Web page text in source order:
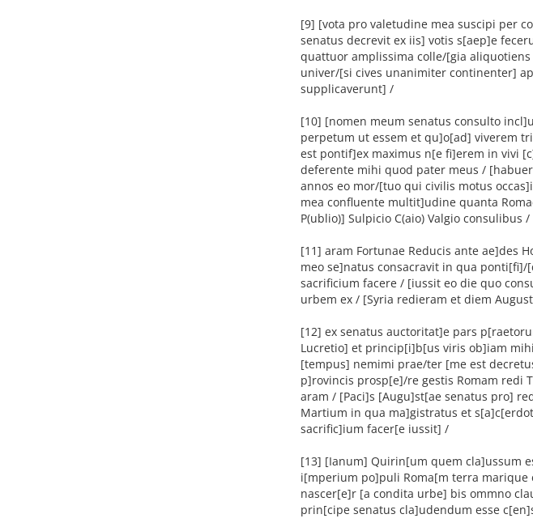
[9] [vota pro valetudine mea suscipi per
senatus decrevit ex iis] votis s[aep]e
quattuor amplissima colle/[gia
univer/[si cives unanimiter continenter]
supplicaverunt] /
[10] [nomen meum senatus consulto
perpetum ut essem et qu]o[ad] viverem
est pontif]ex maximus n[e fi]erem in vivi
deferente mihi quod pater meus /
annos eo mor/[tuo qui civilis motus
mea confluente multit]udine quanta
P(ublio)] Sulpicio C(aio) Valgio consulibus /
[11] aram Fortunae Reducis ante ae]des
meo se]natus consacravit in qua ponti[fi]/
sacrificium facere / [iussit eo die quo
urbem ex / [Syria redieram et diem
[12] ex senatus auctoritat]e pars
Lucretio] et princip[i]b[us viris ob]iam
[tempus] nemimi prae/ter [me est
p]rovincis prosp[e]/re gestis Romam redi
aram / [Paci]s [Augu]st[ae senatus pro]
Martium in qua ma]gistratus et
sacrific]ium facer[e iussit] /
[13] [Ianum] Quirin[um quem cla]ussum
i[mperium po]puli Roma[m terra
nascer[e]r [a condita urbe] bis ommno
prin[cipe senatus cla]udendum esse